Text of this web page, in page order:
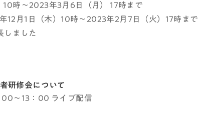
時～2023年3月6日（月） 17時まで
月1日（木）10時～2023年2月7日（火）17時まで
しました
研修会について
～13：00 ライブ配信